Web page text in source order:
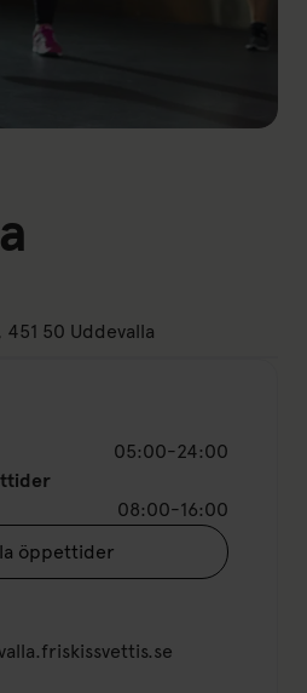
451 50 Uddevalla
05:00-24:00
08:00-16:00
öppettider